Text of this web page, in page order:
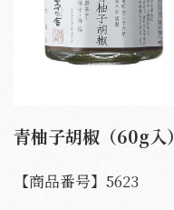
青柚子胡椒（60g入）
【商品番号】 5623